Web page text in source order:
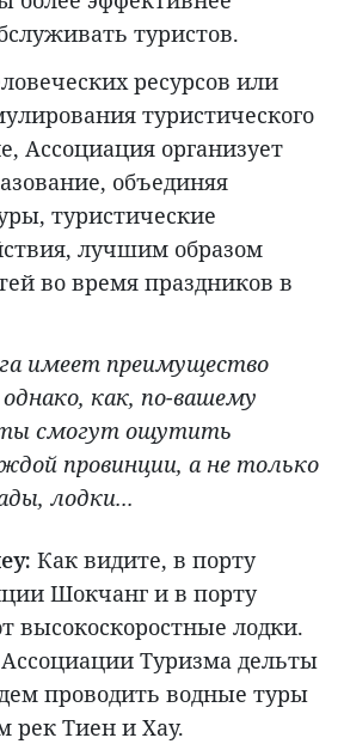
туристов.
ресурсов или
туристического
Ассоциация организует
объединяя
туристические
лучшим образом
во время праздников в
имеет преимущество
однако, как, по-вашему
смогут ощутить
провинции, а не только
лодки...
Как видите, в порту
Шокчанг и в порту
высокоскоростные лодки.
Ассоциации Туризма дельты
проводить водные туры
рек Тиен и Хау.